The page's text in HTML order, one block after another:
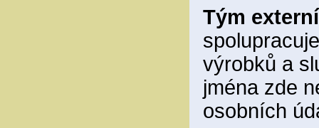
Tým
výrobků a
jména zde
osobních